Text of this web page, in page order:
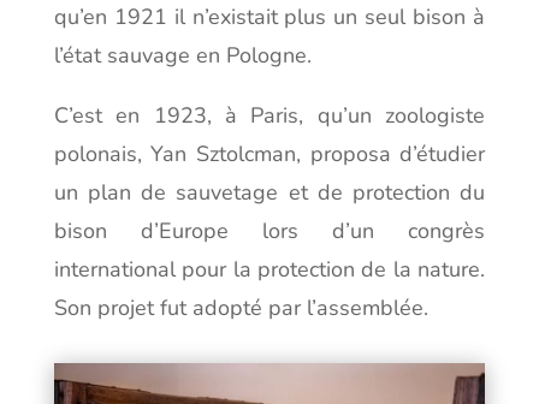
qu’en 1921 il n’existait plus un seul bison à
l’état sauvage en Pologne.
C’est en 1923, à Paris, qu’un zoologiste
polonais, Yan Sztolcman, proposa d’étudier
un plan de sauvetage et de protection du
bison d’Europe lors d’un congrès
international pour la protection de la nature.
Son projet fut adopté par l’assemblée.